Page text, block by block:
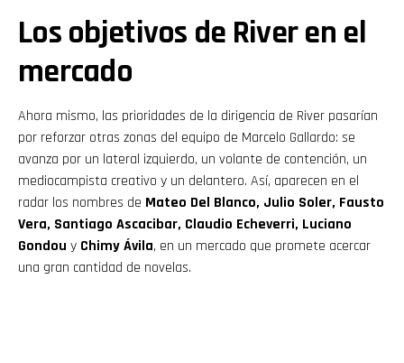
Los objetivos de River en el
mercado
Ahora mismo, las prioridades de la dirigencia de River pasarían
por reforzar otras zonas del equipo de Marcelo Gallardo: se
avanza por un lateral izquierdo, un volante de contención, un
mediocampista creativo y un delantero. Así, aparecen en el
radar los nombres de Mateo Del Blanco, Julio Soler, Fausto
Vera, Santiago Ascacibar, Claudio Echeverri, Luciano
Gondou y Chimy Ávila, en un mercado que promete acercar
una gran cantidad de novelas.